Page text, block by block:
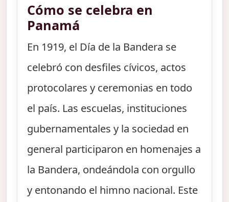
Cómo se celebra en
Panamá
En 1919, el Día de la Bandera se
celebró con desfiles cívicos, actos
protocolares y ceremonias en todo
el país. Las escuelas, instituciones
gubernamentales y la sociedad en
general participaron en homenajes a
la Bandera, ondeándola con orgullo
y entonando el himno nacional. Este